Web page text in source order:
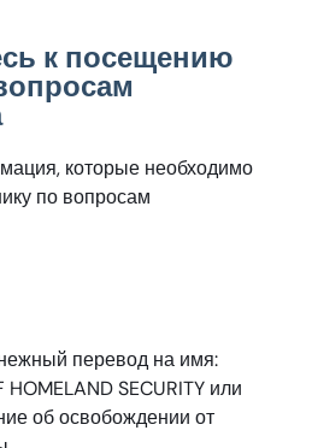
к посещению
которые необходимо
по вопросам
перевод на имя:
HOMELAND SECURITY или
об освобождении от